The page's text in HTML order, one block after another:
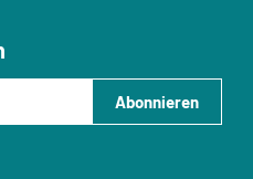
Abonnieren